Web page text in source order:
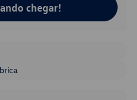
chegar!